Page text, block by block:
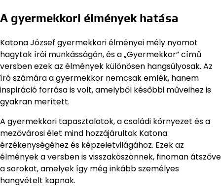
A gyermekkori élmények hatása
Katona József gyermekkori élményei mély nyomot
hagytak írói munkásságán, és a „Gyermekkor” című
versben ezek az élmények különösen hangsúlyosak. Az
író számára a gyermekkor nemcsak emlék, hanem
inspiráció forrása is volt, amelyből későbbi műveihez is
gyakran merített.
A gyermekkori tapasztalatok, a családi környezet és a
mezővárosi élet mind hozzájárultak Katona
érzékenységéhez és képzeletvilágához. Ezek az
élmények a versben is visszaköszönnek, finoman átszőve
a sorokat, amelyek így még inkább személyes
hangvételt kapnak.